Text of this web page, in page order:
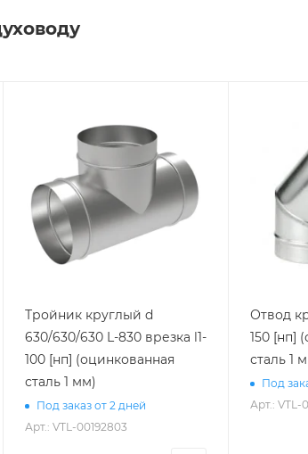
Тройник круглый d
630/630/630 L-830 врезка l1-
100 [нп] (оцинкованная
сталь 1 мм)
Под заказ от 2 дней
Арт.: VTL-00192803
Отвод
150 [нп]
сталь 1
Под
Арт.: VTL-